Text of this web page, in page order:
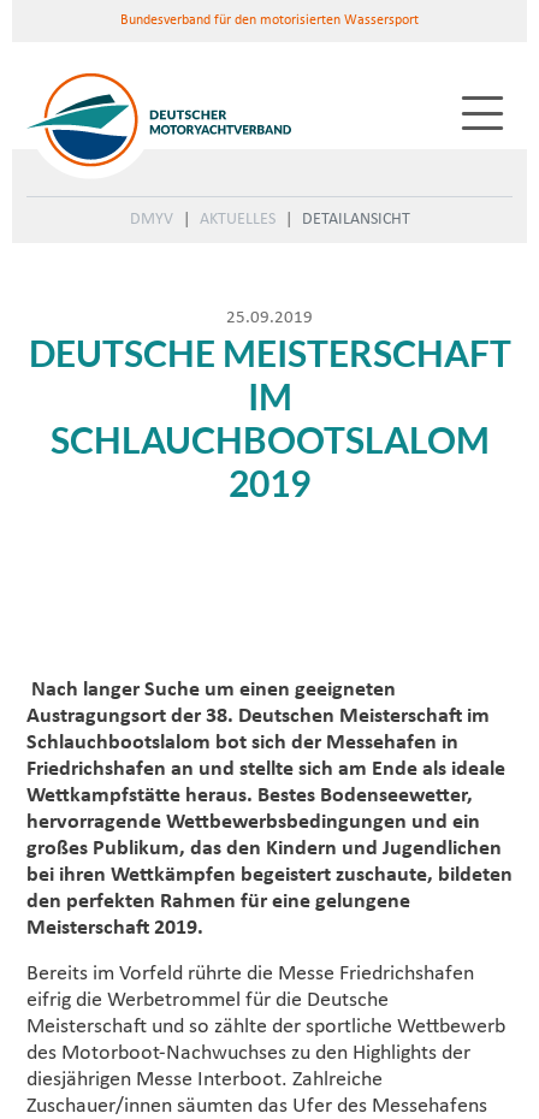
Bundesverband für den motorisierten Wassersport
DMYV AKTUELLES DETAILANSICHT
25.09.2019
DEUTSCHE MEISTERSCHAFT
IM
SCHLAUCHBOOTSLALOM
2019
Nach langer Suche um einen geeigneten
Austragungsort der 38. Deutschen Meisterschaft im
Schlauchbootslalom bot sich der Messehafen in
Friedrichshafen an und stellte sich am Ende als ideale
Wettkampfstätte heraus. Bestes Bodenseewetter,
hervorragende Wettbewerbsbedingungen und ein
großes Publikum, das den Kindern und Jugendlichen
bei ihren Wettkämpfen begeistert zuschaute, bildeten
den perfekten Rahmen für eine gelungene
Meisterschaft 2019.
Bereits im Vorfeld rührte die Messe Friedrichshafen
eifrig die Werbetrommel für die Deutsche
Meisterschaft und so zählte der sportliche Wettbewerb
des Motorboot-Nachwuchses zu den Highlights der
diesjährigen Messe Interboot. Zahlreiche
Zuschauer/innen säumten das Ufer des Messehafens